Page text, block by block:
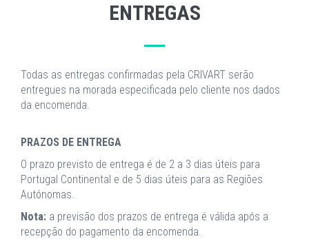
ENTREGAS
Todas as entregas confirmadas pela CRIVART serão
entregues na morada especificada pelo cliente nos dados
da encomenda.
PRAZOS DE ENTREGA
O prazo previsto de entrega é de 2 a 3 dias úteis para
Portugal Continental e de 5 dias úteis para as Regiões
Autónomas.
Nota: a previsão dos prazos de entrega é válida após a
recepção do pagamento da encomenda.